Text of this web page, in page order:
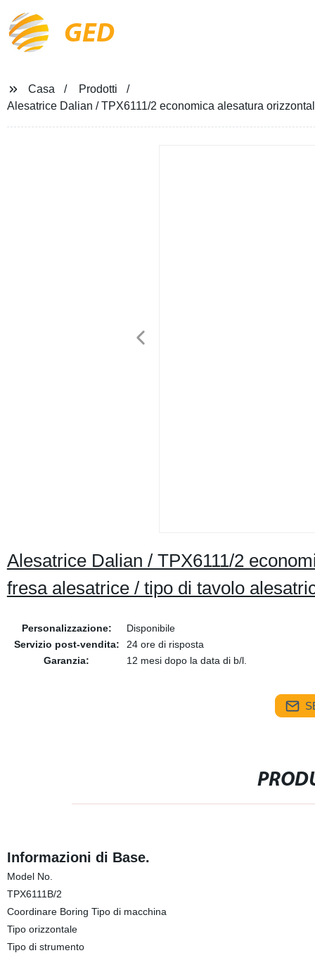
GED
Casa
Prodotti
Alesatrice Dalian / TPX6111/2 economica alesatura
Alesatrice Dalian / TPX6111/2
fresa alesatrice / tipo di tavolo
Personalizzazione:
Disponibile
Servizio post-vendita:
24 ore di risposta
Garanzia:
12 mesi dopo la data di b/l.
Informazioni di Base.
Model No.
TPX6111B/2
Coordinare Boring Tipo di macchina
Tipo orizzontale
Tipo di strumento